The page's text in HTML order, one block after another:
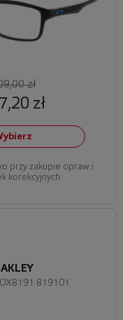
zł
zł
przy zakupie opraw i
korekcyjnych
819101